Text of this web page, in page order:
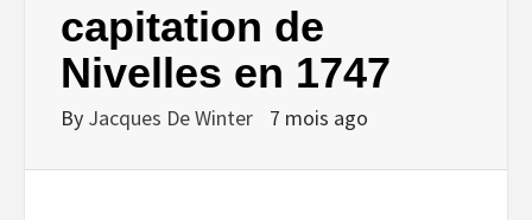
capitation de
Nivelles en 1747
By Jacques De Winter 7 mois ago